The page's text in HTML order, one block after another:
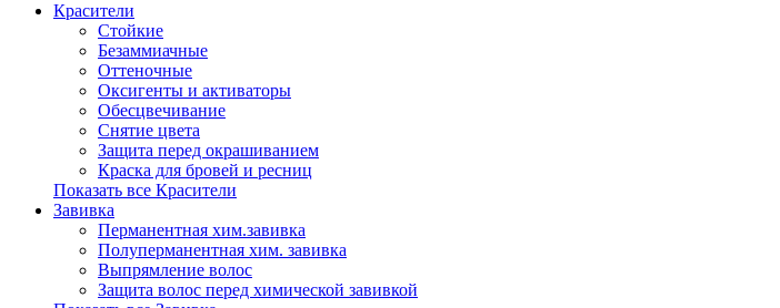
Красители
Стойкие
Безаммиачные
Оттеночные
Оксигенты и активаторы
Обесцвечивание
Снятие цвета
Защита перед окрашиванием
Краска для бровей и ресниц
Показать все Красители
Завивка
Перманентная хим.завивка
Полуперманентная хим. завивка
Выпрямление волос
Защита волос перед химической завивкой